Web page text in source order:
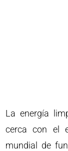
La energía
cerca con el
mundial de